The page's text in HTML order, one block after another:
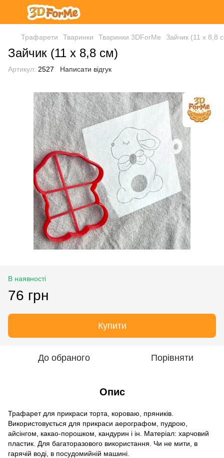
Трафарети Тваринки Тваринки 3DForMe Зайчик (11 х 8,8
Зайчик (11 х 8,8 см)
Артикул: 2527 Написати відгук
В наявності
76 грн
Купити
До обраного Порівняти
Опис
Трафарет для прикраси торта, короваю, пряників.
Використовується для прикраси аерографом, пудрою,
айсінгом, какао-порошком, кандурин і ін. Матеріал: харчовий
пластик. Для багаторазового використання. Чи не мити, в
гарячій воді, в посудомийній машині.